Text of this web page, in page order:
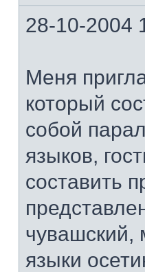
28-10-2004
Меня
который
собой
языков,
составить
чувашский,
языки